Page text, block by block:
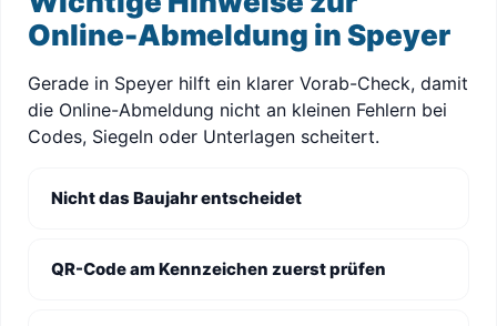
Online-Abmeldung in Speyer
Gerade in Speyer hilft ein klarer Vorab-Check, damit
die Online-Abmeldung nicht an kleinen Fehlern bei
Codes, Siegeln oder Unterlagen scheitert.
Nicht das Baujahr entscheidet
QR-Code am Kennzeichen zuerst prüfen